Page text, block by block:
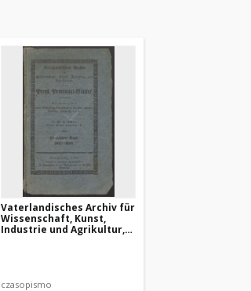
Vaterlandisches Archiv für
Wissenschaft, Kunst,
Industrie und Agrikultur,
czasopismo